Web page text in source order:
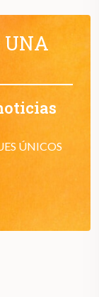
UNA
ÚNICOS